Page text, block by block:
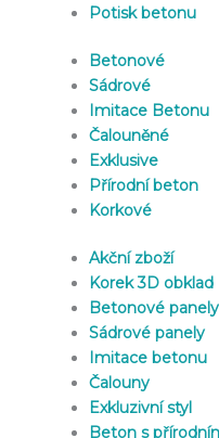
Potisk betonu
Betonové
Sádrové
Imitace Betonu
Čalouněné
Exklusive
Přírodní beton
Korkové
Akční zboží
Korek 3D obklad
Betonové panely
Sádrové panely
Imitace betonu
Čalouny
Exkluzivní styl
Beton s